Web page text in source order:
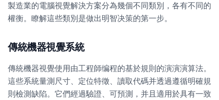
製造業的電腦視覺解決方案分為幾個不同類別，各有不同的
權衡。瞭解這些類別是做出明智决策的第一步。
傳統機器視覺系統
傳統機器視覺使用由工程師编程的基於規則的演演演算法。
這些系統量測尺寸、定位特徵、讀取代碼并透過遵循明確規
則檢測缺陷。它們經過驗證、可預測，并且適用於具有一致